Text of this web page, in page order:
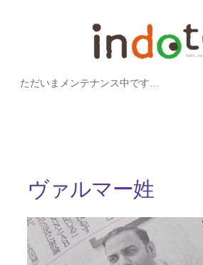
ただいまメンテナンス中です…
ヴァルマー姓